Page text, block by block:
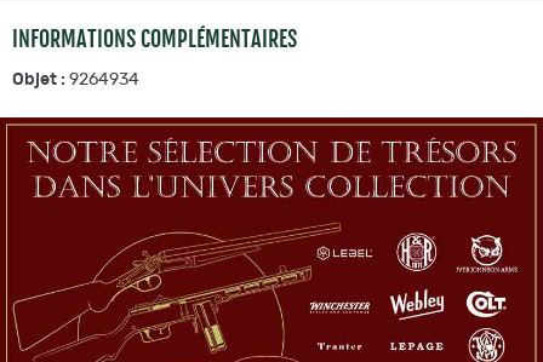
INFORMATIONS COMPLÉMENTAIRES
Objet : 9264934